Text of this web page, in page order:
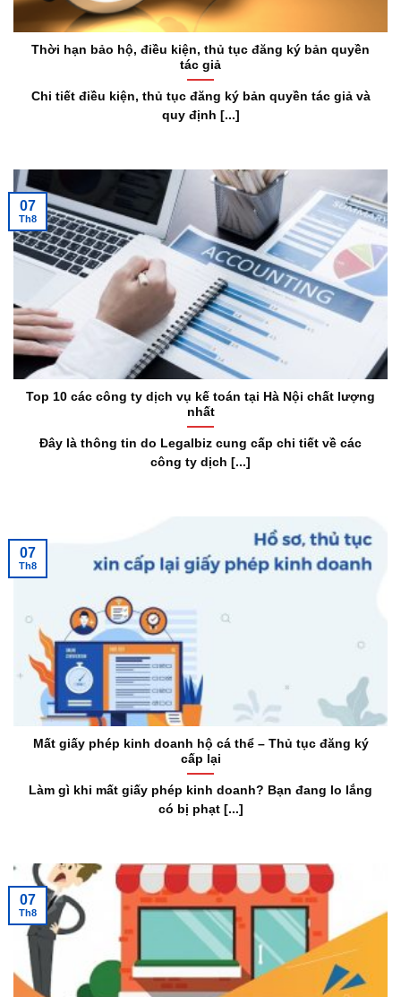
Thời hạn bảo hộ, điều kiện, thủ tục đăng ký bản quyền
tác giả
Chi tiết điều kiện, thủ tục đăng ký bản quyền tác giả và
quy định [...]
Top 10 các công ty dịch vụ kế toán tại Hà Nội chất lượng
nhất
Đây là thông tin do Legalbiz cung cấp chi tiết về các
công ty dịch [...]
07
Th8
Mất giấy phép kinh doanh hộ cá thể – Thủ tục đăng ký
cấp lại
Làm gì khi mất giấy phép kinh doanh? Bạn đang lo lắng
có bị phạt [...]
07
Th8
07
Th8